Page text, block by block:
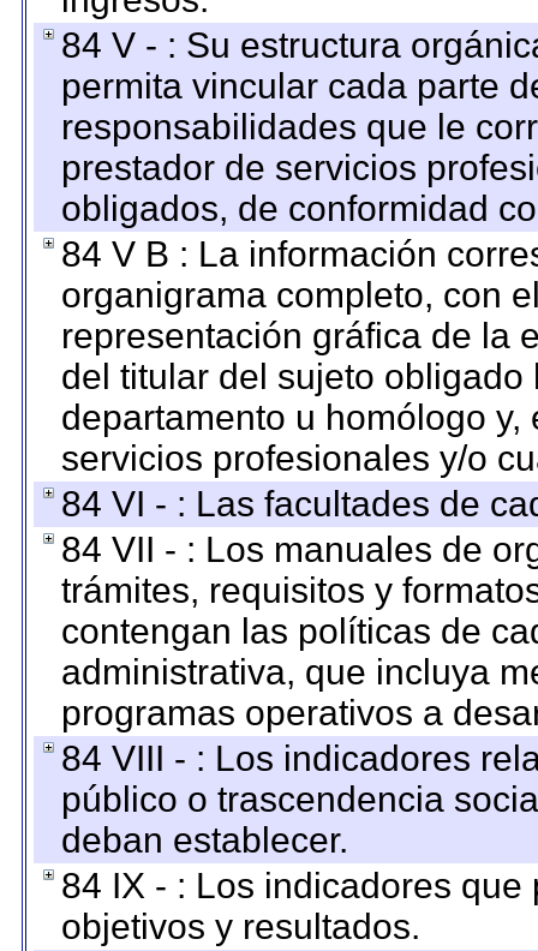
84 V - : Su estructura
permita vincular cada parte
responsabilidades que le
prestador de servicios
obligados, de conformidad
84 V B : La información
organigrama completo, con
representación gráfica de la
del titular del sujeto
departamento u homólogo
servicios profesionales y/o
84 VI - : Las facultades de
84 VII - : Los manuales de
trámites, requisitos y
contengan las políticas de
administrativa, que incluya
programas operativos a
84 VIII - : Los indicadores
público o trascendencia
deban establecer.
84 IX - : Los indicadores
objetivos y resultados.